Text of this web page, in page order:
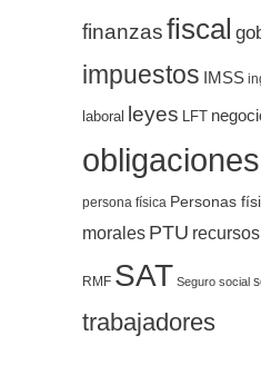
finanzasfiscal
impuestos IMSS
laboral leyes LFT
persona física Personas
morales PTU
RMF SAT Seguro social
trabajadores